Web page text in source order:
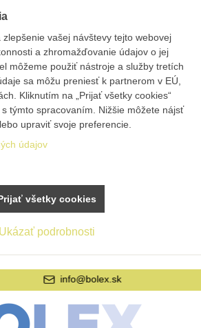
info@bolex.sk
vašej návštevy tejto webovej
a zhromažďovanie údajov o jej
môžeme použiť nástroje a služby tretích
sa môžu preniesť k partnerom v EÚ,
Kliknutím na „Prijať všetky cookies“
týmto spracovaním. Nižšie môžete nájsť
upraviť svoje preferencie.
údajov
Ukázať podrobnosti
všetky cookies